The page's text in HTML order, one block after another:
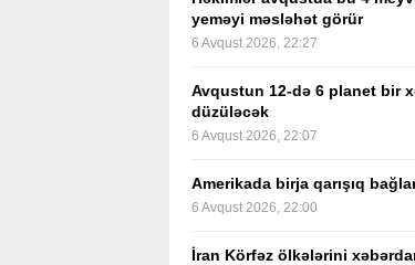
yeməyi məsləhət görür
6 Avqust 2026, 22:27
Avqustun 12-də 6 planet bir
düzüləcək
6 Avqust 2026, 22:07
Amerikada birja qarışıq
6 Avqust 2026, 22:00
İran Körfəz ölkələrini